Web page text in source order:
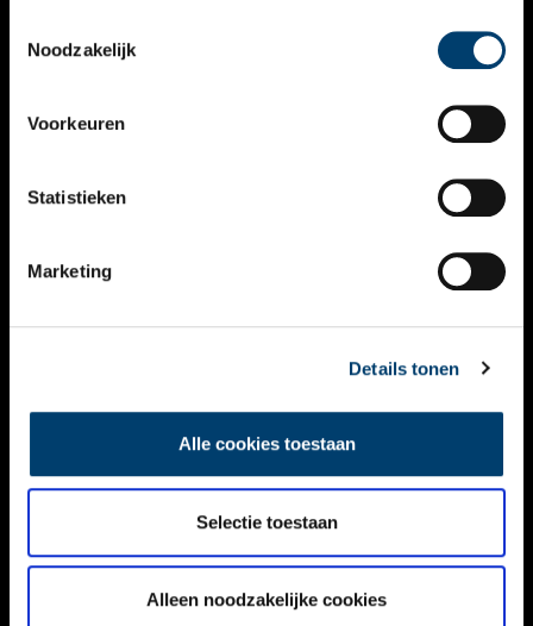
Noodzakelijk
Voorkeuren
Statistieken
Marketing
Details tonen
Alle cookies toestaan
Selectie toestaan
Alleen noodzakelijke cookies
ACTIVITEITEN
NIEUWSBRIEF
DISCLAIMER
TOEGANKELIJKHEID
Volg ONH op social media